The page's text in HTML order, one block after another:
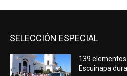
SELECCIÓN ESPECIAL
139
Escuinapa